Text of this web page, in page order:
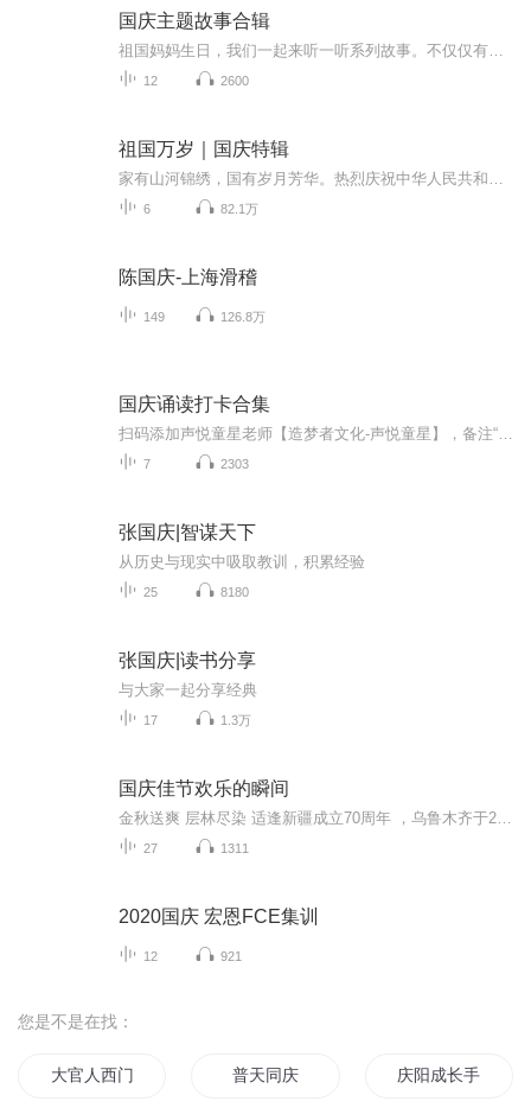
国庆主题故事合辑
12 2600
祖国万岁｜国庆特辑
6 82.1万
陈国庆-上海滑稽
149 126.8万
国庆诵读打卡合集
7 2303
张国庆|智谋天下
从历史与现实中吸取教训，积累经验
25 8180
张国庆|读书分享
与大家一起分享经典
17 1.3万
国庆佳节欢乐的瞬间
27 1311
2020国庆 宏恩FCE集训
12 921
您是不是在找：
大官人西门庆 普天同庆 庆阳成长手札